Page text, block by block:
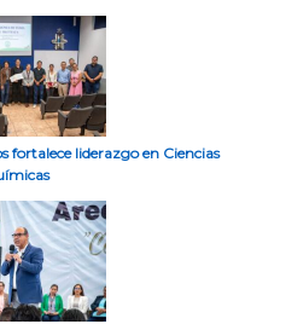
fortalece liderazgo en Ciencias